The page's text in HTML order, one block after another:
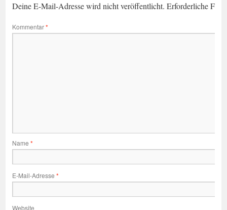
Deine E-Mail-Adresse wird nicht veröffentlicht. Erforderliche
Kommentar*
Name *
E-Mail-Adresse *
Website